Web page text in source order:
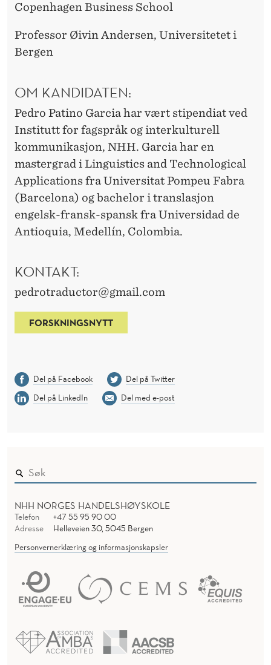
Copenhagen Business School
Professor Øivin Andersen, Universitetet i
Bergen
OM KANDIDATEN:
Pedro Patino Garcia har vært stipendiat ved
Institutt for fagspråk og interkulturell
kommunikasjon, NHH. Garcia har en
mastergrad i Linguistics and Technological
Applications fra Universitat Pompeu Fabra
(Barcelona) og bachelor i translasjon
engelsk-fransk-spansk fra Universidad de
Antioquia, Medellín, Colombia.
KONTAKT:
pedrotraductor@gmail.com
FORSKNINGSNYTT
Del på Facebook
Del på Twitter
Del på LinkedIn
Del med e-post
NHH NORGES HANDELSHØYSKOLE
Telefon
+47 55 95 90 00
Adresse
Helleveien 30, 5045 Bergen
Personvernerklæring og informasjonskapsler